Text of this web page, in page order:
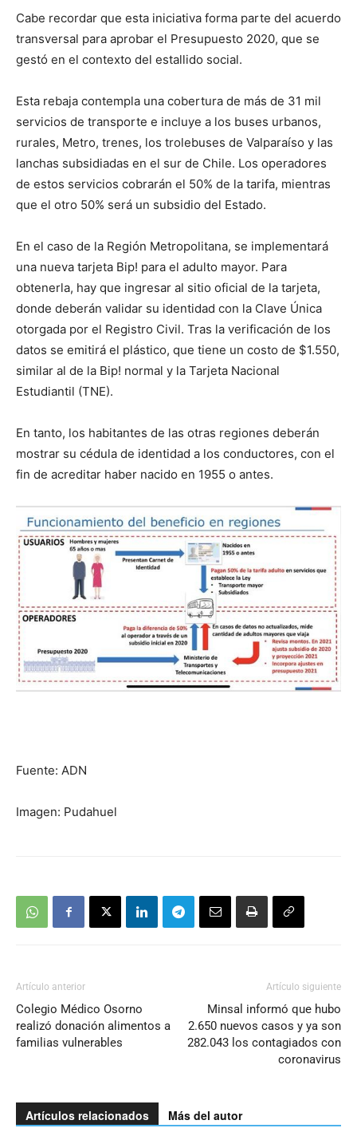
Cabe recordar que esta iniciativa forma parte del acuerdo
transversal para aprobar el Presupuesto 2020, que se
gestó en el contexto del estallido social.
Esta rebaja contempla una cobertura de más de 31 mil
servicios de transporte e incluye a los buses urbanos,
rurales, Metro, trenes, los trolebuses de Valparaíso y las
lanchas subsidiadas en el sur de Chile. Los operadores
de estos servicios cobrarán el 50% de la tarifa, mientras
que el otro 50% será un subsidio del Estado.
En el caso de la Región Metropolitana, se implementará
una nueva tarjeta Bip! para el adulto mayor. Para
obtenerla, hay que ingresar al sitio oficial de la tarjeta,
donde deberán validar su identidad con la Clave Única
otorgada por el Registro Civil. Tras la verificación de los
datos se emitirá el plástico, que tiene un costo de $1.550,
similar al de la Bip! normal y la Tarjeta Nacional
Estudiantil (TNE).
En tanto, los habitantes de las otras regiones deberán
mostrar su cédula de identidad a los conductores, con el
fin de acreditar haber nacido en 1955 o antes.
Fuente: ADN
Imagen: Pudahuel
Artículo anterior
Colegio Médico Osorno
realizó donación alimentos a
familias vulnerables
Artículo siguiente
Minsal informó que hubo
2.650 nuevos casos y ya son
282.043 los contagiados con
coronavirus
Artículos relacionados Más del autor